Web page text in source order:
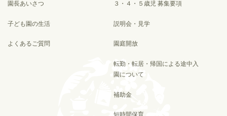
園長あいさつ
子ども園の生活
よくあるご質問
３・４・５歳児 募集要項
説明会・見学
園庭開放
転勤・転居・帰国による途中入
園について
補助金
短時間保育